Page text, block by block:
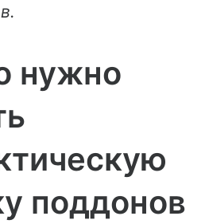
нужно
поддонов